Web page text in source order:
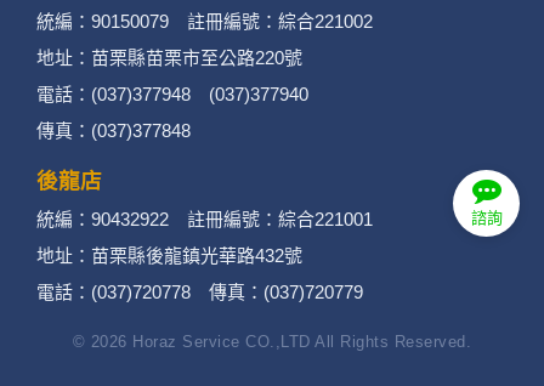
諮詢
統編：90150079 註冊編號：綜合221002
地址：苗栗縣苗栗市至公路220號
電話：(037)377948 (037)377940
傳真：(037)377848
後龍店
統編：90432922 註冊編號：綜合221001
地址：苗栗縣後龍鎮光華路432號
電話：(037)720778 傳真：(037)720779
© 2026 Horaz Service CO.,LTD All Rights Reserved.